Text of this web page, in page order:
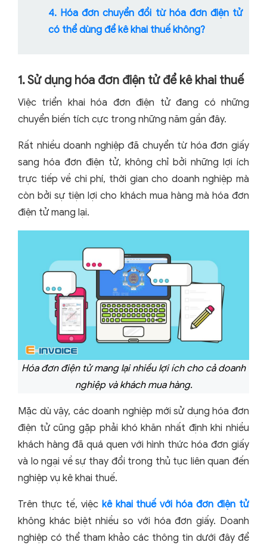
4. Hóa đơn chuyển đổi từ hóa đơn điện tử
có thể dùng để kê khai thuế không?
1. Sử dụng hóa đơn điện tử để kê khai thuế
Việc triển khai hóa đơn điện tử đang có những
chuyển biến tích cực trong những năm gần đây.
Rất nhiều doanh nghiệp đã chuyển từ hóa đơn giấy
sang hóa đơn điện tử, không chỉ bởi những lợi ích
trực tiếp về chi phí, thời gian cho doanh nghiệp mà
còn bởi sự tiện lợi cho khách mua hàng mà hóa đơn
điện tử mang lại.
Hóa đơn điện tử mang lại nhiều lợi ích cho cả doanh
nghiệp và khách mua hàng.
Mặc dù vậy, các doanh nghiệp mới sử dụng hóa đơn
điện tử cũng gặp phải khó khăn nhất định khi nhiều
khách hàng đã quá quen với hình thức hóa đơn giấy
và lo ngại về sự thay đổi trong thủ tục liên quan đến
nghiệp vụ kê khai thuế.
Trên thực tế, việc kê khai thuế với hóa đơn điện tử
không khác biệt nhiều so với hóa đơn giấy. Doanh
nghiệp có thể tham khảo các thông tin dưới đây để